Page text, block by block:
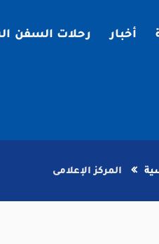
أخبار رحلات السفن
المركز الإعلامى